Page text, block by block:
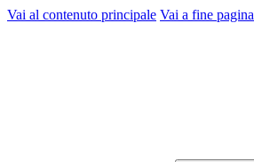
Vai al contenuto principale Vai a fine pagina